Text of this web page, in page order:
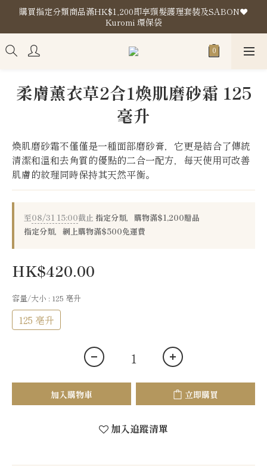
購買指定分類商品滿HK$1,200即享頭髮護理套裝及SABON❤️
Kuromi 環保袋
購買指定分類商品滿HK$1,200即享頭髮護理套裝及SABON❤️
Kuromi 環保袋
門市地址
Kuromi 環保袋
柔膚薰衣草2合1煥肌磨砂霜 125
毫升
煥肌磨砂霜不僅僅是一種面部磨砂膏，它更是結合了傳統
清潔和溫和去角質的優點的二合一配方，每天使用可改善
肌膚的紋理同時保持其天然平衡。
至08/31 15:00截止 指定分類，購物滿$1,200贈品
指定分類，網上購物滿$500免運費
HK$420.00
容量/大小 : 125 亳升
125 亳升
加入購物車 立即購買
加入追蹤清單